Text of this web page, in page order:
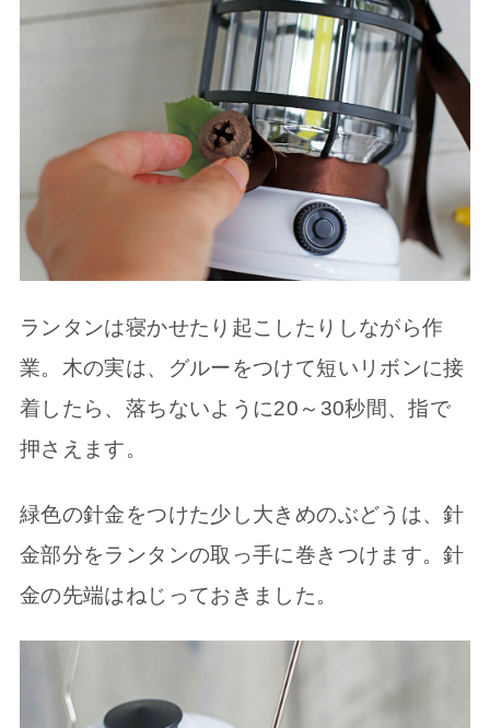
ランタンは寝かせたり起こしたりしながら作
業。木の実は、グルーをつけて短いリボンに接
着したら、落ちないように20～30秒間、指で
押さえます。
緑色の針金をつけた少し大きめのぶどうは、針
金部分をランタンの取っ手に巻きつけます。針
金の先端はねじっておきました。